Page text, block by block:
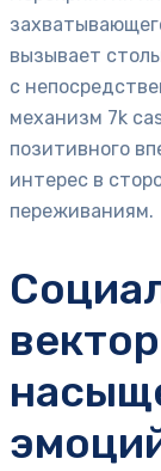
вызывает
с
механизм 7k
позитивного
интерес в
переживаниям.
вектор